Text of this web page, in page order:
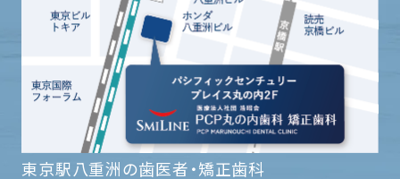
東京駅八重洲の歯医者・矯正歯科